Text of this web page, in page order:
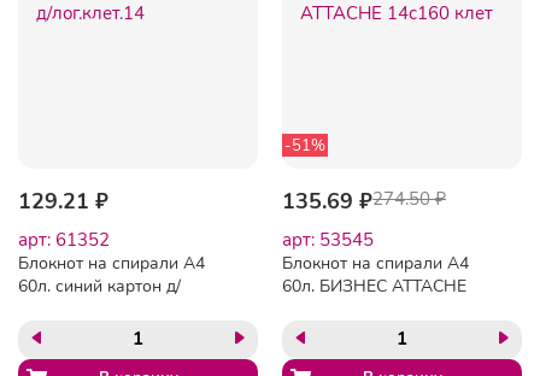
129.21 ₽
арт: 61352
Блокнот на спирали А4
60л. синий картон д/
-51%
135.69 ₽274.50 ₽
арт: 53545
Блокнот на спирали А4
60л. БИЗНЕС ATTACHE